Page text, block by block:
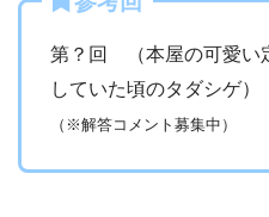
第？回 （本屋の可愛い
していた頃のタダシゲ）
（※解答コメント募集中）